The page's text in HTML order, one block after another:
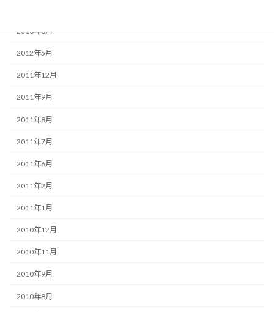
2013年3月
2012年5月
2011年12月
2011年9月
2011年8月
2011年7月
2011年6月
2011年2月
2011年1月
2010年12月
2010年11月
2010年9月
2010年8月